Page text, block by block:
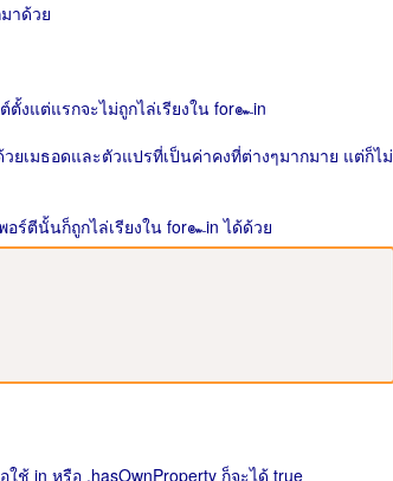
าด้วย
ตั้งแต่แรกจะไม่ถูกไล่เรียงใน for๛in
ยเมธอดและตัวแปรที่เป็นค่าคงที่ต่างๆมากมาย แต่ก็ไม่
อร์ตีนั้นก็ถูกไล่เรียงใน for๛in ได้ด้วย
in หรือ .hasOwnProperty ก็จะได้ true